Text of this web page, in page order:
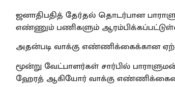
ஜனாதிபதித் தேர்தல் தொடர்பான
எண்ணும் பணிகளும்
அதன்படி வாக்கு எண்ணிக்கைக்கான
மூன்று வேட்பாளர்கள் சார்பில்
ஹேரத் ஆகியோர் வாக்கு